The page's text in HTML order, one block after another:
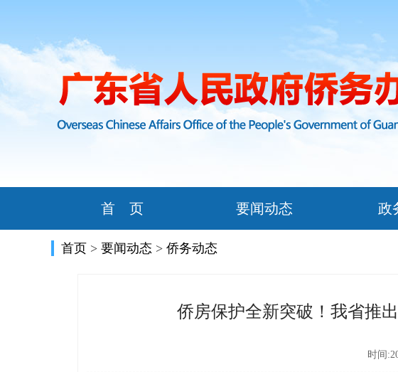
首 页 要闻动态 政
首页 > 要闻动态 > 侨务动态
侨房保护全新突破！我省推
时间